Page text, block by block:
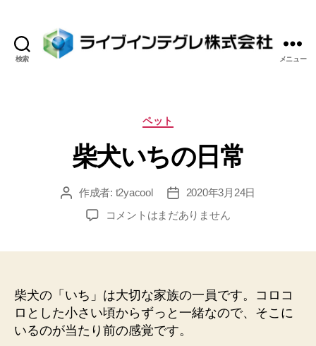
検索
イ
テ
グ
株
式
メニュー
カ
ゴ
リ
ペット
柴犬いちの日常
投 作成者: t2yacool
投
稿
2020年3月24日
柴
日
常
へ
の
コメントはまだありません
柴犬の「いち」は大切な家族の一員です。コロコ
ロとした小さい頃からずっと一緒なので、そこに
いるのが当たり前の感覚です。